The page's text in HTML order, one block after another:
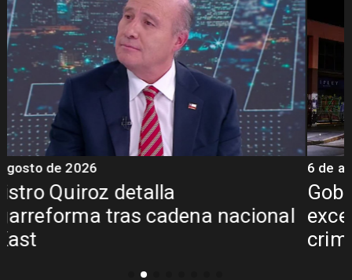
Gobierno evalúa nuevo estado de
excepción en barrios con alta
criminalidad
6 de agosto de 2026